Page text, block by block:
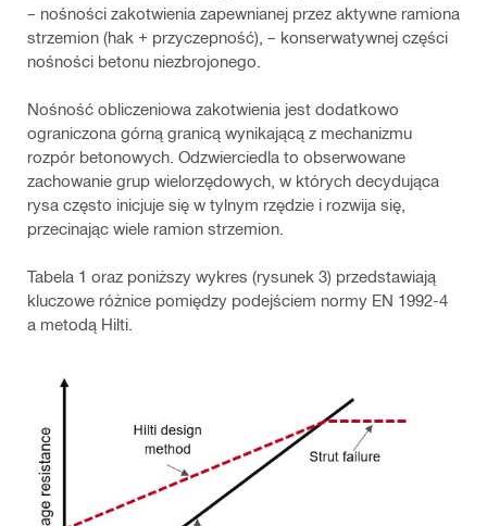
– nośności zakotwienia zapewnianej przez aktywne ramiona
strzemion (hak + przyczepność), – konserwatywnej części
nośności betonu niezbrojonego.
Nośność obliczeniowa zakotwienia jest dodatkowo
ograniczona górną granicą wynikającą z mechanizmu
rozpór betonowych. Odzwierciedla to obserwowane
zachowanie grup wielorzędowych, w których decydująca
rysa często inicjuje się w tylnym rzędzie i rozwija się,
przecinając wiele ramion strzemion.
Tabela 1 oraz poniższy wykres (rysunek 3) przedstawiają
kluczowe różnice pomiędzy podejściem normy EN 1992‑4
a metodą Hilti.